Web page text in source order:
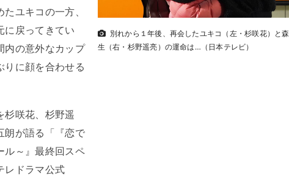
別れから１年後、再会したユキコ（左・杉咲花）と森
生（右・杉野遥亮）の運命は…（日本テレビ）
ユキコの一方、
に戻ってきてい
内の意外なカップ
りに顔を合わせる
咲花、杉野遥
朗が語る「『恋で
ル～』最終回スペ
レドラマ公式